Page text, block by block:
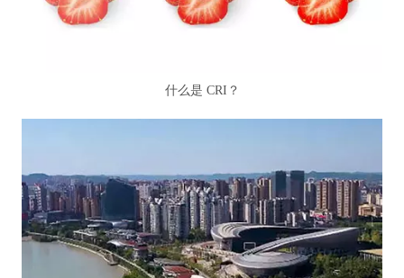
什么是 CRI？